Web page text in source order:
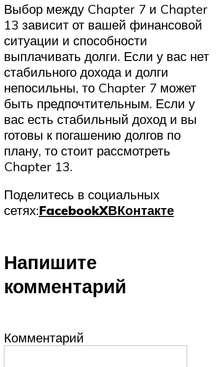
Выбор между Chapter 7 и Chapter
13 зависит от вашей финансовой
ситуации и способности
выплачивать долги. Если у вас нет
стабильного дохода и долги
непосильны, то Chapter 7 может
быть предпочтительным. Если у
вас есть стабильный доход и вы
готовы к погашению долгов по
плану, то стоит рассмотреть
Chapter 13.
Поделитесь в социальных
сетях:FacebookXВКонтакте
Напишите
комментарий
Комментарий